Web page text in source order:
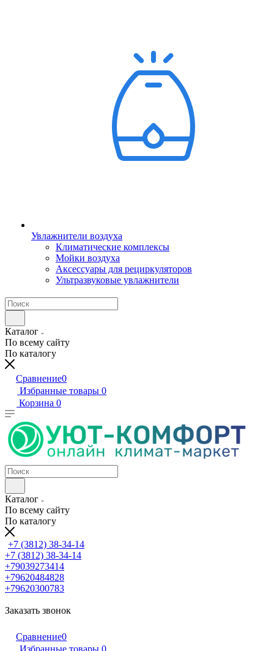
Увлажнители воздуха
Климатические комплексы
Мойки воздуха
Аксессуары для рециркуляторов
Ультразвуковые увлажнители
Каталог
По всему сайту
По каталогу
Сравнение0
Избранные товары 0
Корзина 0
Каталог
По всему сайту
По каталогу
+7 (3812) 38-34-14
+7 (3812) 38-34-14
+79039273414
+79620484828
+79620300783
Заказать звонок
Сравнение0
Избранные товары 0